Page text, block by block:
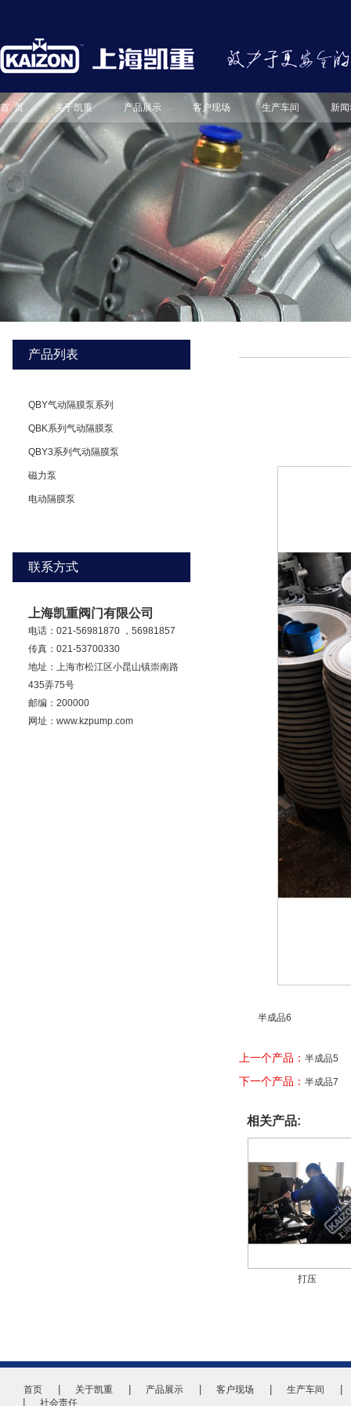
首 页 关于凯重 产品展示 客户现场 生产车间 新
产品列表
QBY气动隔膜泵系列
QBK系列气动隔膜泵
QBY3系列气动隔膜泵
磁力泵
电动隔膜泵
联系方式
上海凯重阀门有限公司
电话：021-56981870 ，56981857
传真：021-53700330
地址：上海市松江区小昆山镇崇南路
435弄75号
邮编：200000
网址：www.kzpump.com
半成品6
上一个产品： 半成品5
下一个产品： 半成品7
相关产品:
打压
首页 关于凯重 产品展示 客户现场
生产车间
社会责任